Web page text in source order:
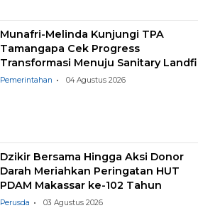
Munafri-Melinda Kunjungi TPA
Tamangapa Cek Progress
Transformasi Menuju Sanitary
Pemerintahan 04 Agustus 2026
Dzikir Bersama Hingga Aksi Donor
Darah Meriahkan Peringatan HUT
PDAM Makassar ke-102 Tahun
Perusda 03 Agustus 2026